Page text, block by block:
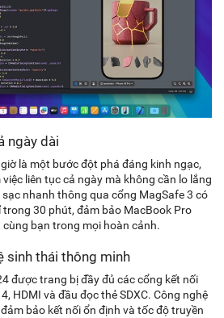
ngày dài
là một bước đột phá đáng kinh ngạc,
liên tục cả ngày mà không cần lo lắng
nhanh thông qua cổng MagSafe 3 có
trong 30 phút, đảm bảo MacBook Pro
cùng bạn trong mọi hoàn cảnh.
sinh thái thông minh
được trang bị đầy đủ các cổng kết nối
HDMI và đầu đọc thẻ SDXC. Công nghệ
bảo kết nối ổn định và tốc độ truyền